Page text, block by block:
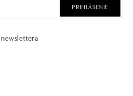
PRIHLÁSENIE